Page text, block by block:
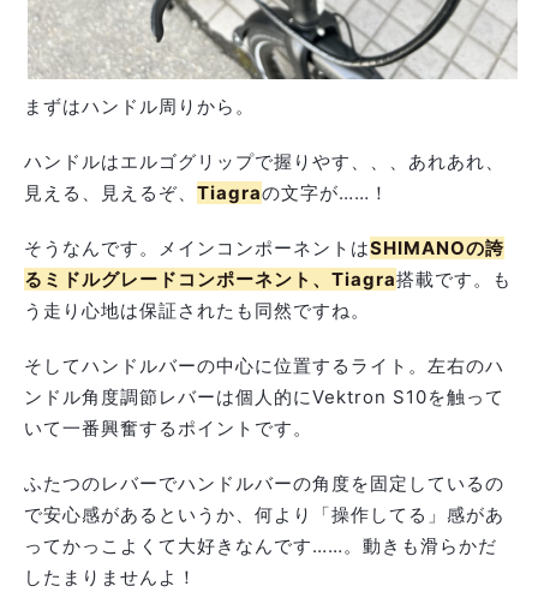
まずはハンドル周りから。
ハンドルはエルゴグリップで握りやす、、、あれあれ、
見える、見えるぞ、 Tiagraの文字が……！
そうなんです。メインコンポーネントはSHIMANOの誇
るミドルグレードコンポーネント、 Tiagra搭載です。も
う走り心地は保証されたも同然ですね。
そしてハンドルバーの中心に位置するライト。左右のハ
ンドル角度調節レバーは個人的にVektron S10を触って
いて一番興奮するポイントです。
ふたつのレバーでハンドルバーの角度を固定しているの
で安心感があるというか、何より「操作してる」感があ
ってかっこよくて大好きなんです……。動きも滑らかだ
したまりませんよ！